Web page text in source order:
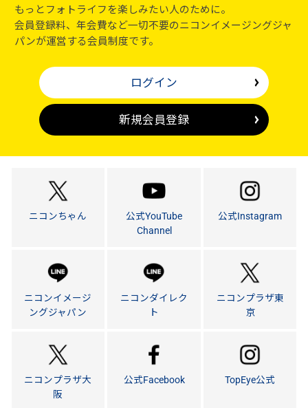
もっとフォトライフを楽しみたい人のために。
会員登録料、年会費など一切不要のニコンイメージングジャ
パンが運営する会員制度です。
ログイン
新規会員登録
ニコンちゃん
公式YouTube
Channel
公式Instagram
ニコンイメージ
ングジャパン
ニコンダイレク
ト
ニコンプラザ東
京
ニコンプラザ大
阪
公式Facebook TopEye公式